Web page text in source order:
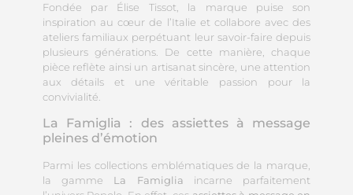
Fondée par Élise Tissot, la marque puise son
inspiration au cœur de l’Italie et collabore avec des
ateliers familiaux perpétuant leur savoir-faire depuis
plusieurs générations. De cette manière, chaque
pièce reflète ainsi un artisanat sincère, une attention
aux détails et une véritable passion pour la
convivialité.
La Famiglia : des assiettes à message
pleines d’émotion
Parmi les collections emblématiques de la marque,
la gamme La Famiglia incarne parfaitement